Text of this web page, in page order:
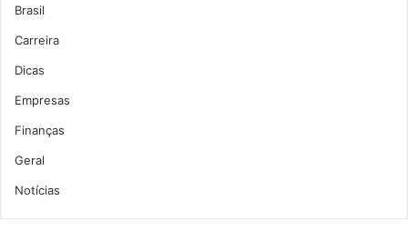
Brasil
Carreira
Dicas
Empresas
Finanças
Geral
Notícias